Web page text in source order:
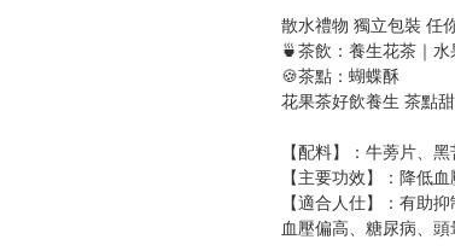
散水禮物 獨立包裝 任
🍵茶飲：養生花茶｜水
🍪茶點：蝴蝶酥
花果茶好飲養生 茶點
【配料】：牛蒡片、
【主要功效】：降低
【適合人仕】：有助
血壓偏高、糖尿病、